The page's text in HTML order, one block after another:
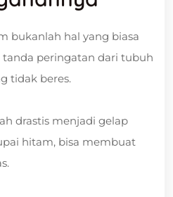
bukanlah hal yang biasa
peringatan dari tubuh
tidak beres.
drastis menjadi gelap
hitam, bisa membuat